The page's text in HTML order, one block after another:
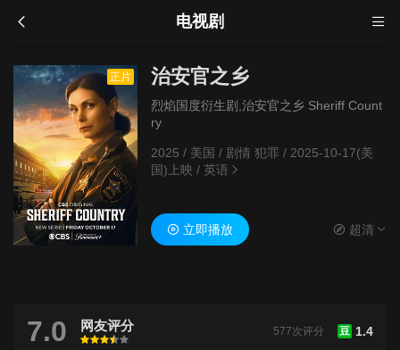
电视剧
正片 治安官之乡
烈焰国度衍生剧,治安官之乡 Sheriff Count
ry
2025 / 美国 / 剧情 犯罪/ 2025-10-17(美
国)上映 / 英语
立即播放 超清
7.0 网友评分
很差
较差还行推荐力荐
豆 1.4
577次评分